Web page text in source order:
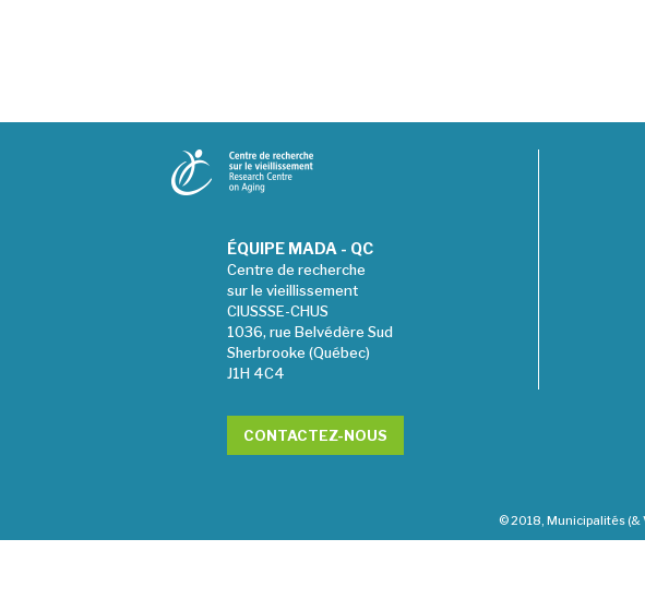
ÉQUIPE MADA - QC
Centre de recherche
sur le vieillissement
CIUSSSE-CHUS
1036, rue Belvédère Sud
Sherbrooke (Québec)
J1H 4C4
CONTACTEZ-NOUS
© 2018, Municipalités (&